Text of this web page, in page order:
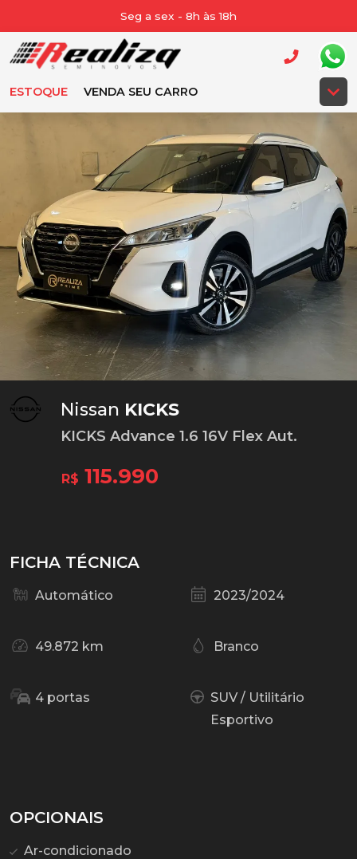
Seg a sex - 8h às 18h
ESTOQUE VENDA SEU CARRO
Nissan KICKS
KICKS Advance 1.6 16V Flex Aut.
R$ 115.990
FICHA TÉCNICA
Automático 2023/2024
49.872 km Branco
4 portas
SUV / Utilitário
Esportivo
OPCIONAIS
Ar-condicionado